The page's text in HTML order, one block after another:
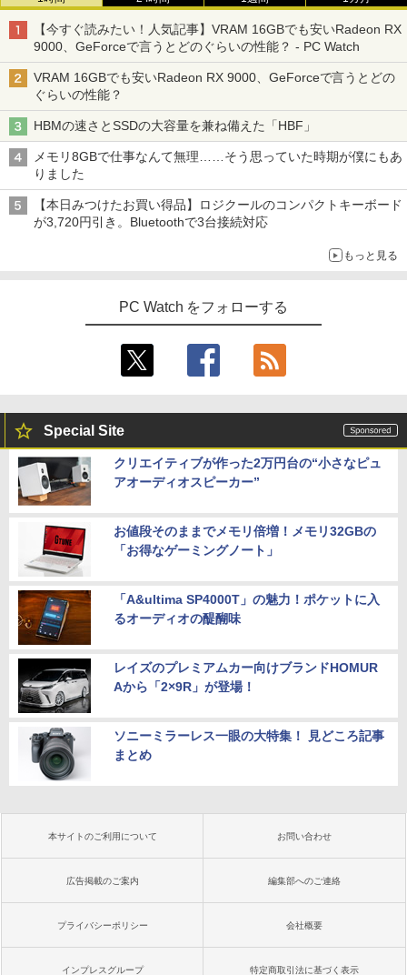
【今すぐ読みたい！人気記事】VRAM 16GBでも安いRadeon RX
9000、GeForceで言うとどのぐらいの性能？ - PC Watch
VRAM 16GBでも安いRadeon RX 9000、GeForceで言うとどの
ぐらいの性能？
HBMの速さとSSDの大容量を兼ね備えた「HBF」
メモリ8GBで仕事なんて無理……そう思っていた時期が僕にもあ
りました
【本日みつけたお買い得品】ロジクールのコンパクトキーボード
が3,720円引き。Bluetoothで3台接続対応
もっと見る
PC Watch をフォローする
Special Site
クリエイティブが作った2万円台の“小さなピュ
アオーディオスピーカー”
お値段そのままでメモリ倍増！メモリ32GBの
「お得なゲーミングノート」
「A&ultima SP4000T」の魅力！ポケットに入
るオーディオの醍醐味
レイズのプレミアムカー向けブランドHOMUR
Aから「2×9R」が登場！
ソニーミラーレス一眼の大特集！ 見どころ記事
まとめ
本サイトのご利用について お問い合わせ
広告掲載のご案内 編集部へのご連絡
プライバシーポリシー 会社概要
インプレスグループ 特定商取引法に基づく表示